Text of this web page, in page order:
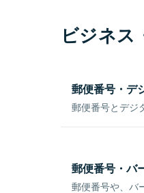
ビジネス
郵便番号・デ
郵便番号とデジ
郵便番号・バ
郵便番号や、バ